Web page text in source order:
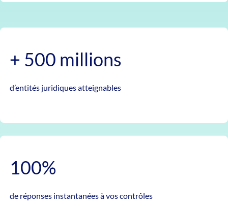
+ 500 millions
d’entités juridiques atteignables
100%
de réponses instantanées à vos contrôles